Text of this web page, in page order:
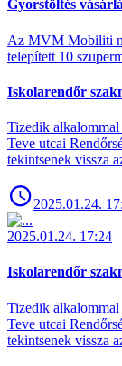
Gyorstöltés
Az MVM Mobiliti
telepített 10
Iskolarendőr
Tizedik alkalommal
Teve utcai
tekintsenek vissza
2025.01.24.
2025.01.24. 17:24
Iskolarendőr
Tizedik alkalommal
Teve utcai
tekintsenek vissza